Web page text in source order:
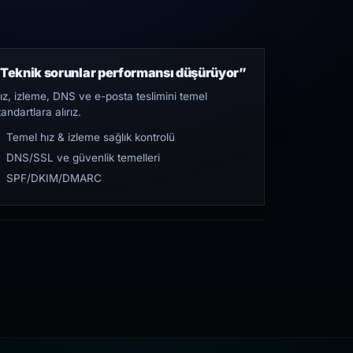
sorunlar performansı düşürüyor”
izleme, DNS ve e-posta teslimini temel
alırız.
Temel hız & izleme sağlık kontrolü
DNS/SSL ve güvenlik temelleri
SPF/DKIM/DMARC